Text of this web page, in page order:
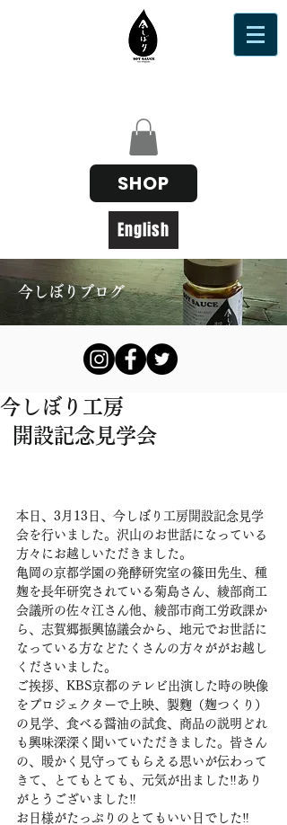
SHOP
English
今しぼりブログ
今しぼり工房
開設記念見学会
本日、3月13日、今しぼり工房開設記念見学
会を行いました。沢山のお世話になっている
方々にお越しいただきました。
亀岡の京都学園の発酵研究室の篠田先生、種
麹を長年研究されている菊島さん、綾部商工
会議所の佐々江さん他、綾部市商工労政課か
ら、志賀郷振興協議会から、地元でお世話に
なっている方などたくさんの方々ががお越し
くださいました。
ご挨拶、KBS京都のテレビ出演した時の映像
をプロジェクターで上映、製麴（麹つくり）
の見学、食べる醤油の試食、商品の説明どれ
も興味深深く聞いていただきました。皆さん
の、暖かく見守ってもらえる思いが伝わって
きて、とてもとても、元気が出ました‼️あり
がとうございました‼️
お日様がたっぷりのとてもいい日でした‼️